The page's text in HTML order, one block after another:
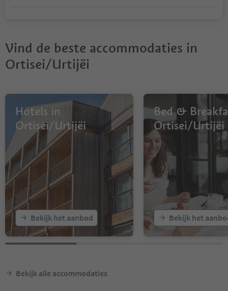
Vind de beste accommodaties in
Ortisei/Urtijëi
Hotels in
Ortisei/Urtijëi
Bekijk het aanbod
Bed &
Ortisei/Urtijëi
Bekijk het
Bekijk alle accommodaties